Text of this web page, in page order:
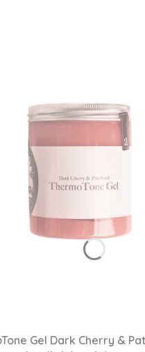
Gel Dark Cherry &